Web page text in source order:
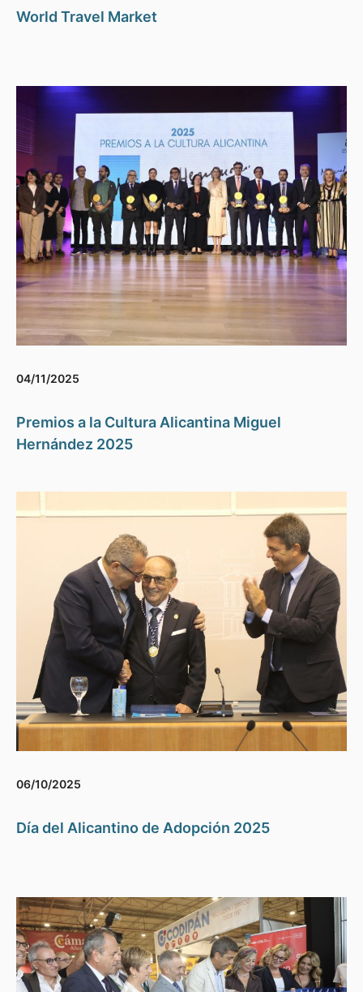
World Travel Market
04/11/2025
Premios a la Cultura Alicantina Miguel
Hernández 2025
06/10/2025
Día del Alicantino de Adopción 2025